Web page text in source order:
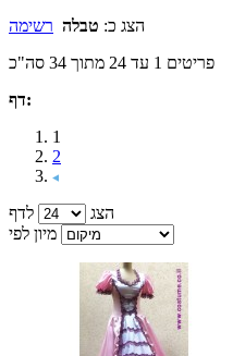
הצג כ: טבלה רשימה
פריטים 1 עד 24 מתוך 34 סה"כ
דף:
1
2
הצג
לדף
מיון לפי